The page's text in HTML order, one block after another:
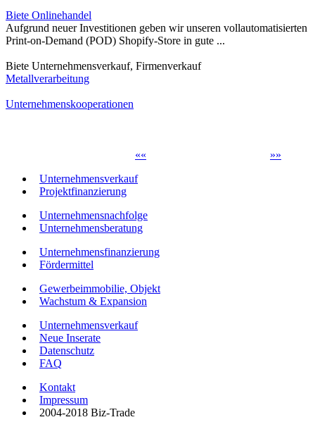
Biete Onlinehandel
Aufgrund neuer Investitionen geben wir unseren vollautomatisierten
Print-on-Demand (POD) Shopify-Store in gute ...
Biete Unternehmensverkauf, Firmenverkauf
Metallverarbeitung
Unternehmenskooperationen
»»
««
Unternehmensverkauf
Projektfinanzierung
Unternehmensnachfolge
Unternehmensberatung
Unternehmensfinanzierung
Fördermittel
Gewerbeimmobilie, Objekt
Wachstum & Expansion
Unternehmensverkauf
Neue Inserate
Datenschutz
FAQ
Kontakt
Impressum
2004-2018 Biz-Trade